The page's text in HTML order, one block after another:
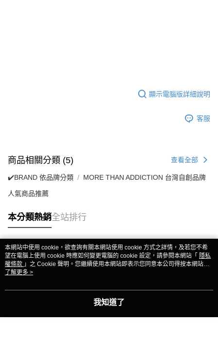
顯示電腦版詳細說明
客服
商品相關分類 (5) 查看全部
✔️BRAND 依品牌分類 MORE THAN ADDICTION 台灣自創品牌
人氣商品推薦
本分類熱銷全站排行
熱門標籤
本網站中使用 cookie，欲查詢有關本網站使用 cookie 方式之詳情，及若您不希
望在電腦上使用 cookie 時應如何變更電腦的 cookie 設定，請參閱本網站「 隱私
權條款 」之 Cookie 聲明。您繼續使用本網站即表示您同意本公司得按本網站使
用條款之 Cookie 聲明使用 cookie。
了解更多 >
我知道了